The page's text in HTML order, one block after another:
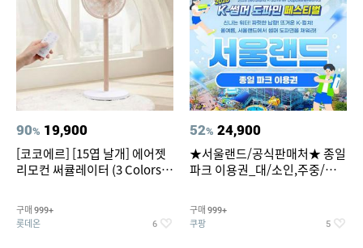
90% 19,900
[코코에르] [15엽 날개] 에어젯
리모컨 써큘레이터 (3 Colors
구매 999+
롯데온 6
52% 24,900
★서울랜드/공식판매처★ 종일
파크 이용권_대/소인,주중/주
구매 999+
쿠팡 5